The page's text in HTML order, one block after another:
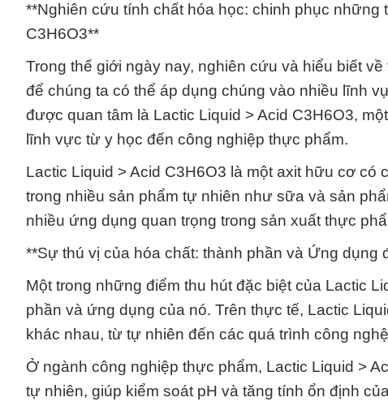
**Nghiên cứu tính chất hóa học: chinh phục những
C3H6O3**
Trong thế giới ngày nay, nghiên cứu và hiểu biết
để chúng ta có thể áp dụng chúng vào nhiều lĩnh
được quan tâm là Lactic Liquid > Acid C3H6O3,
lĩnh vực từ y học đến công nghiệp thực phẩm.
Lactic Liquid > Acid C3H6O3 là một axit hữu cơ
trong nhiều sản phẩm tự nhiên như sữa và sản
nhiều ứng dụng quan trọng trong sản xuất thực
**Sự thú vị của hóa chất: thành phần và Ứng dụng
Một trong những điểm thu hút đặc biệt của Lactic
phần và ứng dụng của nó. Trên thực tế, Lactic
khác nhau, từ tự nhiên đến các quá trình công
Ở ngành công nghiệp thực phẩm, Lactic Liquid >
tự nhiên, giúp kiểm soát pH và tăng tính ổn định